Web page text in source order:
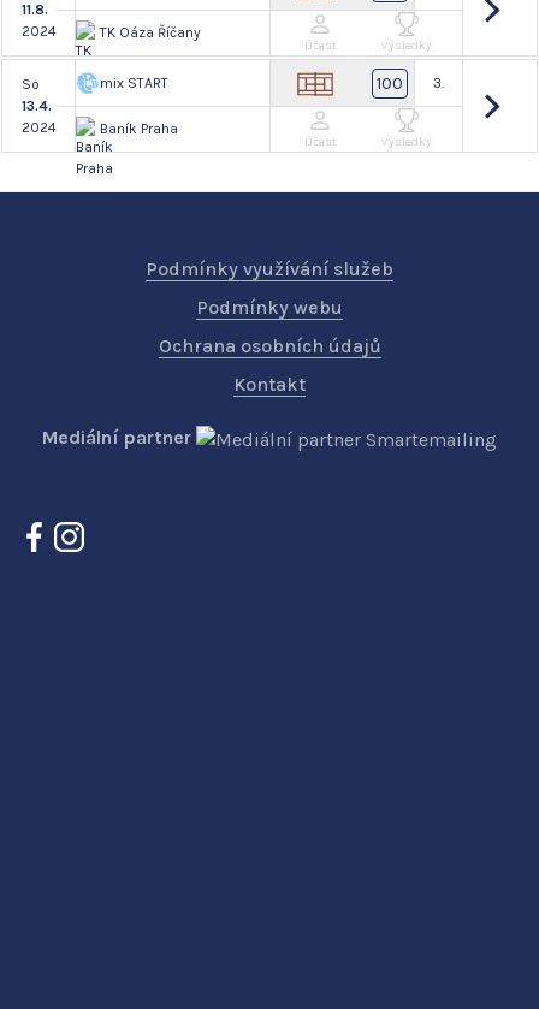
11.8.
2024
TK Oáza Říčany
Účast Výsledky
So
13.4.
2024
mix START
Baník Praha
100 3.
Účast Výsledky
Podmínky využívání služeb
Podmínky webu
Ochrana osobních údajů
Kontakt
Mediální partner